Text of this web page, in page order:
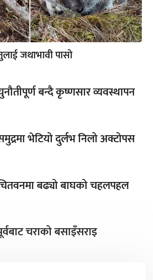
जथाभावी पासो
बन्दै कृष्णसार व्यवस्थापन
भेटियो दुर्लभ निलो अक्टोपस
बढ्यो बाघको चहलपहल
चराको बसाइँसराइ